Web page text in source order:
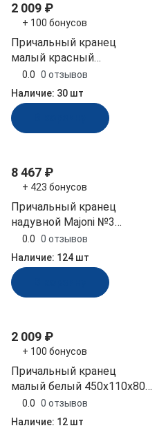
2 009 ₽
+ 100 бонусов
Причальный кранец
малый красный
450x110x80 мм (БП-1К-К,
10257737)
0.0 0 отзывов
Наличие: 30 шт
8 467 ₽
+ 423 бонусов
Причальный кранец
надувной Majoni №3
1000х190х190 мм белый
(10246589)
0.0 0 отзывов
Наличие: 124 шт
2 009 ₽
+ 100 бонусов
Причальный кранец
малый белый 450x110x80
мм (БП-1К-Б, 10251432)
0.0 0 отзывов
Наличие: 12 шт